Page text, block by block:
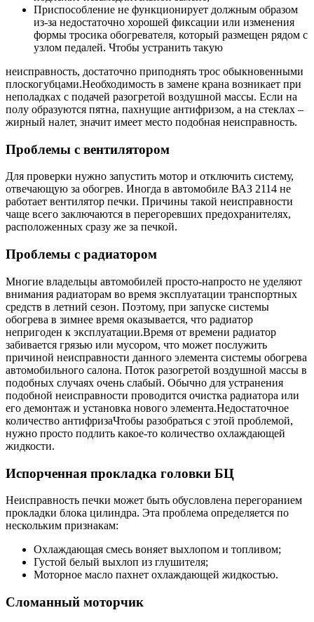
Приспособление не функционирует должным образом
из-за недостаточно хорошей фиксации или изменения
формы тросика обогревателя, который размещен рядом с
узлом педалей. Чтобы устранить такую
неисправность, достаточно приподнять трос обыкновенными
плоскогубцами.Необходимость в замене крана возникает при
неполадках с подачей разогретой воздушной массы. Если на
полу образуются пятна, пахнущие антифризом, а на стеклах –
жирный налет, значит имеет место подобная неисправность.
Проблемы с вентилятором
Для проверки нужно запустить мотор и отключить систему,
отвечающую за обогрев. Иногда в автомобиле ВАЗ 2114 не
работает вентилятор печки. Причины такой неисправности
чаще всего заключаются в перегоревших предохранителях,
расположенных сразу же за печкой.
Проблемы с радиатором
Многие владельцы автомобилей просто-напросто не уделяют
внимания радиаторам во время эксплуатации транспортных
средств в летний сезон. Поэтому, при запуске системы
обогрева в зимнее время оказывается, что радиатор
непригоден к эксплуатации.Время от времени радиатор
забивается грязью или мусором, что может послужить
причиной неисправности данного элемента системы обогрева
автомобильного салона. Поток разогретой воздушной массы в
подобных случаях очень слабый. Обычно для устранения
подобной неисправности проводится очистка радиатора или
его демонтаж и установка нового элемента.Недостаточное
количество антифризаЧтобы разобраться с этой проблемой,
нужно просто подлить какое-то количество охлаждающей
жидкости.
Испорченная прокладка головки БЦ
Неисправность печки может быть обусловлена перегоранием
прокладки блока цилиндра. Эта проблема определяется по
нескольким признакам:
Охлаждающая смесь воняет выхлопом и топливом;
Густой белый выхлоп из глушителя;
Моторное масло пахнет охлаждающей жидкостью.
Сломанный моторчик